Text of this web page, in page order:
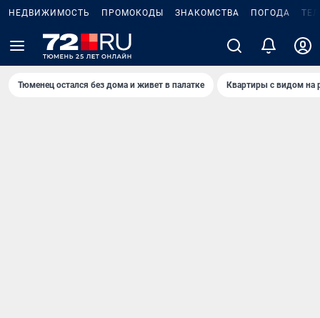
НЕДВИЖИМОСТЬ ПРОМОКОДЫ ЗНАКОМСТВА ПОГОДА
Тюменец остался без дома и живет в палатке Квартиры с видом на